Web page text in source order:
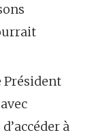
Président
à